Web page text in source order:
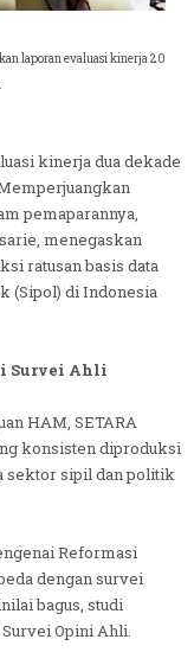
laporan evaluasi kinerja 20
kinerja dua dekade
pemaparannya,
menegaskan
ratusan basis data
(Sipol) di Indonesia
Survei Ahli
HAM, SETARA
konsisten diproduksi
sektor sipil dan politik
Reformasi
dengan survei
bagus, studi
Opini Ahli.